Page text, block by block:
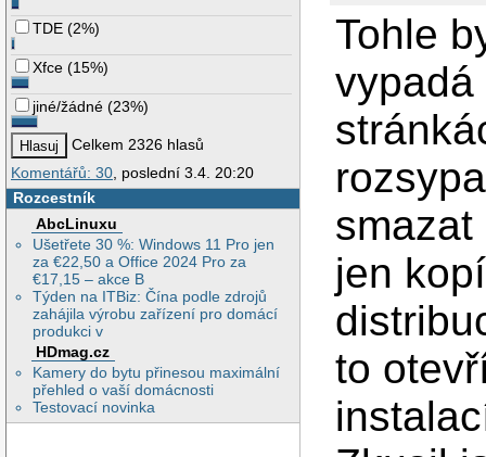
TDE (2%)
Xfce (15%)
jiné/žádné (23%)
Celkem 2326 hlasů
Komentářů: 30 , poslední 3.4. 20:20
Rozcestník
AbcLinuxu
Ušetřete 30 %: Windows 11 Pro jen
za €22,50 a Office 2024 Pro za
€17,15 – akce B
Týden na ITBiz: Čína podle zdrojů
zahájila výrobu zařízení pro domácí
produkci v
HDmag.cz
Kamery do bytu přinesou maximální
přehled o vaší domácnosti
Testovací novinka
Tohle
vypadá
jen
to